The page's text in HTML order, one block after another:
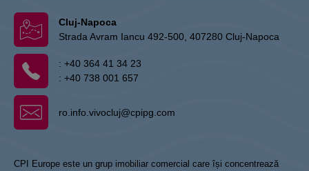
Cluj-Napoca
Strada Avram Iancu 492-500, 407280 Cluj-Napoca
: +40 364 41 34 23
: +40 738 001 657
ro.info.vivocluj@cpipg.com
CPI Europe este un grup imobiliar comercial care își concentrează